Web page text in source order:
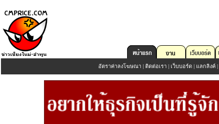
อัตราค่าลงโฆษณา | ติดต่อเรา | เว็บบอร์ด | แลกลิงค์ |